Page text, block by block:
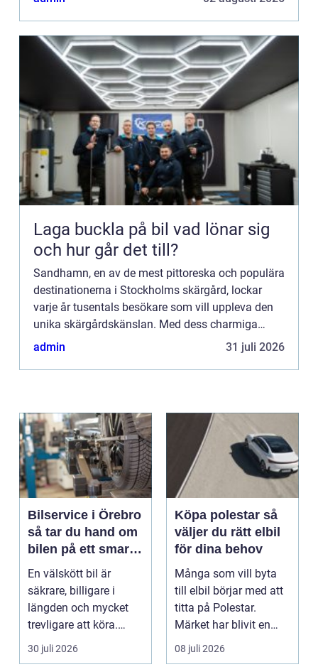
Laga buckla på bil vad lönar sig
och hur går det till?
Sandhamn, en av de mest pittoreska och populära
destinationerna i Stockholms skärgård, lockar
varje år tusentals besökare som vill uppleva den
unika skärgårdskänslan. Med dess charmiga
bykärna, vackra s...
admin 31 juli 2026
Bilservice i Örebro
så tar du hand om
bilen på ett smart
sätt
En välskött bil är
säkrare, billigare i
längden och mycket
trevligare att köra.
Trots det väntar mån...
30 juli 2026
Köpa polestar så
väljer du rätt elbil
för dina behov
Många som vill byta
till elbil börjar med att
titta på Polestar.
Märket har blivit en
symbol för mod...
08 juli 2026